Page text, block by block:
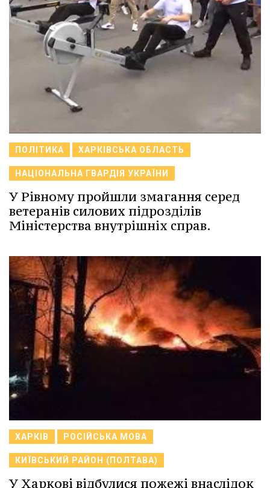
ПОЛІТИКА ХАРКІВСЬКА ОБЛАСТЬ
НАЦІОНАЛЬНА ГВАРДІЯ УКРАЇНИ
У Рівному пройшли змагання серед
ветеранів силових підрозділів
Міністерства внутрішніх справ.
ХАРКІВ РОСІЙСЬКА МОВА
КИЇВСЬКИЙ РАЙОН (ПОЛТАВА)
У Харкові відбулися пожежі внаслідок